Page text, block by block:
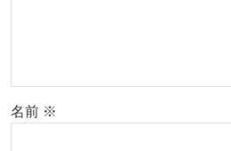
名前 ※